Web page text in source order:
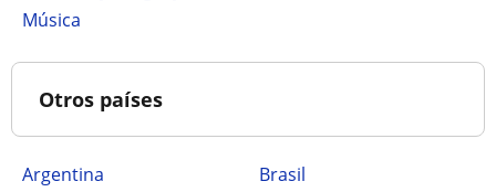
Música
Otros países
Argentina
Brasil